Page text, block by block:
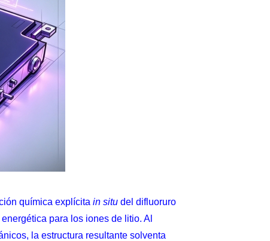
química explícita in situ del difluoruro
para los iones de litio. Al
la estructura resultante solventa